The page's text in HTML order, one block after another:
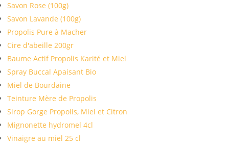
Savon Rose (100g)
Savon Lavande (100g)
Propolis Pure à Macher
Cire d'abeille 200gr
Baume Actif Propolis Karité et Miel
Spray Buccal Apaisant Bio
Miel de Bourdaine
Teinture Mère de Propolis
Sirop Gorge Propolis, Miel et Citron
Mignonette hydromel 4cl
Vinaigre au miel 25 cl